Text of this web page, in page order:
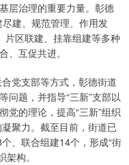
层治理的重要力量。彰德
尽建、规范管理、作用发
片区联建、挂靠组建等多种
、互促共进。
党支部等方式，彰德街道
问题，并指导“三新”支部以
党的理论，提高“三新”组织
聚力。截至目前，街道已
、联合组建14个，形成“街
构。